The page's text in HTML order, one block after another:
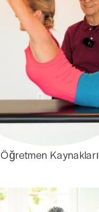
Öğretmen Kaynakları